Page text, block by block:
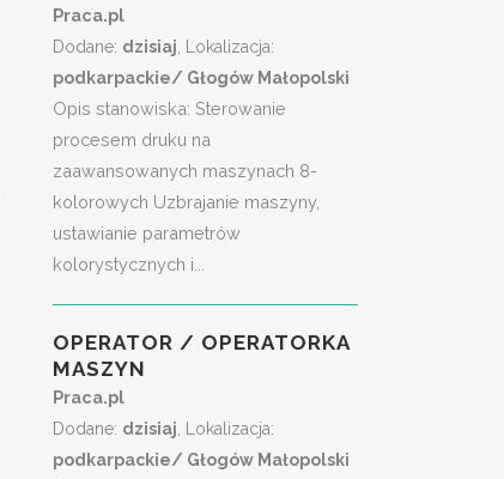
Praca.pl
Dodane: dzisiaj , Lokalizacja:
podkarpackie/ Głogów Małopolski
Opis stanowiska: Sterowanie
procesem druku na
zaawansowanych maszynach 8-
kolorowych Uzbrajanie maszyny,
ustawianie parametrów
kolorystycznych i...
OPERATOR / OPERATORKA
MASZYN
Praca.pl
Dodane: dzisiaj , Lokalizacja:
podkarpackie/ Głogów Małopolski